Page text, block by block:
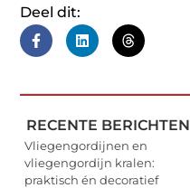
Deel dit:
RECENTE BERICHTEN
Vliegengordijnen en
vliegengordijn kralen:
praktisch én decoratief